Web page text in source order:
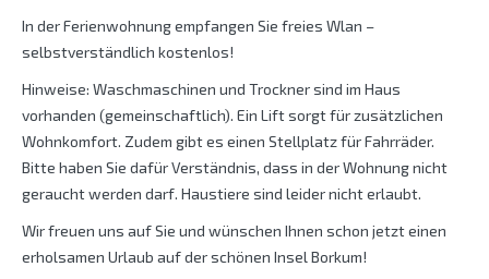
In der Ferienwohnung empfangen Sie freies Wlan –
selbstverständlich kostenlos!
Hinweise: Waschmaschinen und Trockner sind im Haus
vorhanden (gemeinschaftlich). Ein Lift sorgt für zusätzlichen
Wohnkomfort. Zudem gibt es einen Stellplatz für Fahrräder.
Bitte haben Sie dafür Verständnis, dass in der Wohnung nicht
geraucht werden darf. Haustiere sind leider nicht erlaubt.
Wir freuen uns auf Sie und wünschen Ihnen schon jetzt einen
erholsamen Urlaub auf der schönen Insel Borkum!